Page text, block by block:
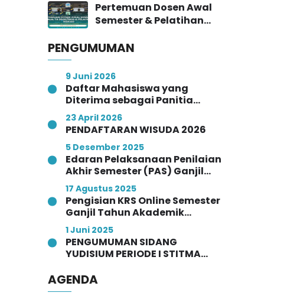
Progress & Implementasi
SIAKAD
Pertemuan Dosen Awal
Semester & Pelatihan
Yogyakarta
PENGUMUMAN
9 Juni 2026
Daftar Mahasiswa yang
Diterima sebagai Panitia
Wisuda STITMA Yogyakarta
Angkatan Ke-VI Tahun 2026
23 April 2026
PENDAFTARAN WISUDA 2026
5 Desember 2025
Edaran Pelaksanaan Penilaian
Akhir Semester (PAS) Ganjil
Tahun Akademik 2025/2026
17 Agustus 2025
Pengisian KRS Online Semester
Ganjil Tahun Akademik
2025/2026
1 Juni 2025
PENGUMUMAN SIDANG
YUDISIUM PERIODE I STITMA
2024/2025
AGENDA